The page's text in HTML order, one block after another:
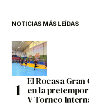
NOTICIAS MÁS LEÍDAS
El Rocasa
en la
V Torneo